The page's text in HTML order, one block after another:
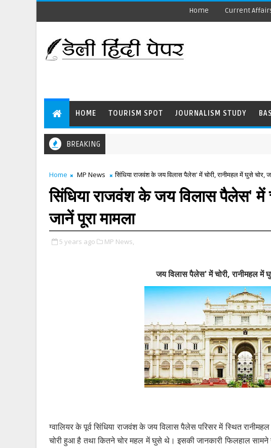
Home Current
HOME TOURISM SPOT JOURNALISM STUDY
BREAKING
Home MP News सिंधिया राजवंश के जय विलास पैलेस' में चोरी, रानीमहल में घुसे चोर,
सिंधिया राजवंश के जय विलास पैलेस' में
जानें पूरा मामला
5 years ago MP News,
जय विलास पैलेस' में चोरी, रानीमहल में
ग्वालियर के पूर्व सिंधिया राजवंश के जय विलास पैलेस परिसर में स्थित
चोरी हुआ है तथा कितने चोर महल में घुसे थे। इसकी जानकारी फिलहाल